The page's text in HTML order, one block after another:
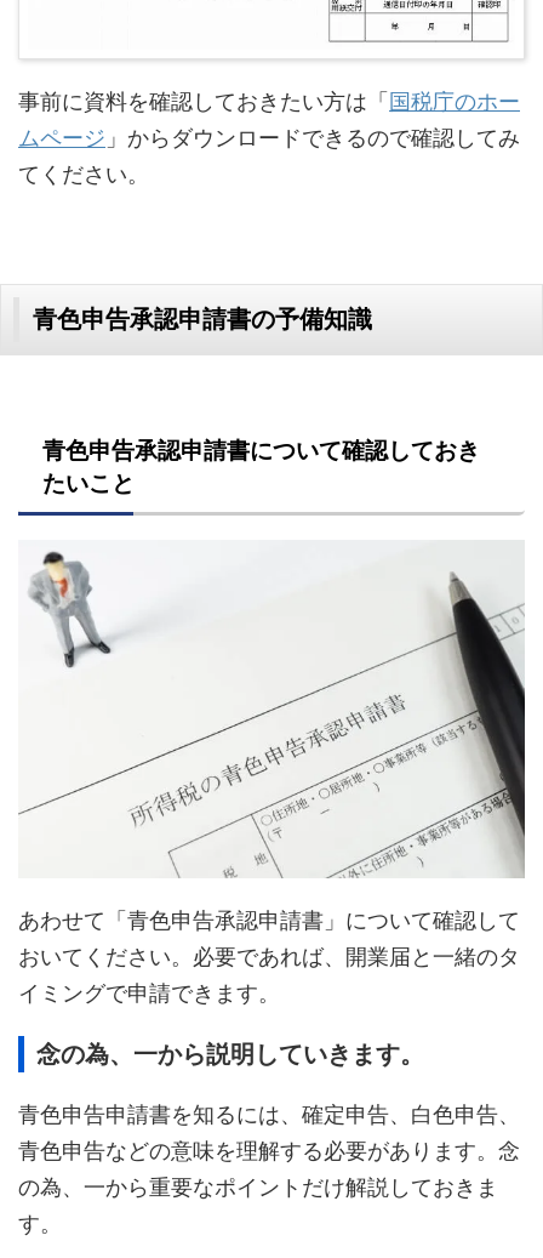
事前に資料を確認しておきたい方は「 国税庁のホー
ムページ 」からダウンロードできるので確認してみ
てください。
青色申告承認申請書の予備知識
青色申告承認申請書について確認しておき
たいこと
あわせて「青色申告承認申請書」について確認して
おいてください。必要であれば、開業届と一緒のタ
イミングで申請できます。
念の為、一から説明していきます。
青色申告申請書を知るには、確定申告、白色申告、
青色申告などの意味を理解する必要があります。念
の為、一から重要なポイントだけ解説しておきま
す。